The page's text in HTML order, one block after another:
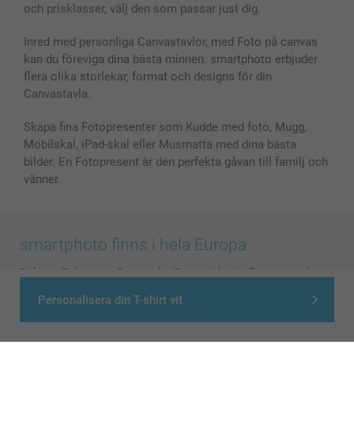
Personalisera din T-shirt vit
och prisklasser, välj den som passar just dig.
Inred med personliga Canvastavlor, med Foto på canvas
kan du föreviga dina bästa minnen. smartphoto erbjuder
flera olika storlekar, format och designs för din
Canvastavla.
Skapa fina Fotopresenter som Kudde med foto, Mugg,
Mobilskal, iPad-skal eller Musmatta med dina bästa
bilder. En Fotopresent är den perfekta gåvan till familj och
vänner.
smartphoto finns i hela Europa
België Belgique Danmark Deutschland France
Ireland
Nederland - Norge Österreich